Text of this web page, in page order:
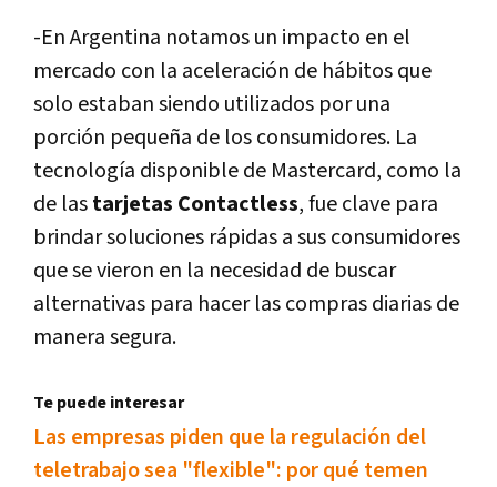
-En Argentina notamos un impacto en el
mercado con la aceleración de hábitos que
solo estaban siendo utilizados por una
porción pequeña de los consumidores. La
tecnología disponible de Mastercard, como la
de lastarjetas Contactless, fue clave para
brindar soluciones rápidas a sus consumidores
que se vieron en la necesidad de buscar
alternativas para hacer las compras diarias de
manera segura.
Te puede interesar
Las empresas piden que la regulación del
teletrabajo sea "flexible": por qué temen